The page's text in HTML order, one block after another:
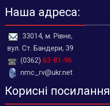
Наша адреса:
: 33014, м. Рівне,
вул. Ст. Бандери, 39
: (0362) 63-81-96
: nmc_rv@ukr.net
Корисні посилання